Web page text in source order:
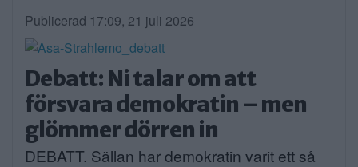
Publicerad 17:09, 21 juli 2026
Debatt: Ni talar om att
försvara demokratin – men
glömmer dörren in
DEBATT. Sällan har demokratin varit ett så